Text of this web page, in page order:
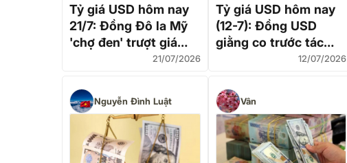
Tỷ giá USD hôm nay
21/7: Đồng Đô la Mỹ
'chợ đen' trượt giá
người giữ đô dễ 'nóng
21/07/2026
Tỷ giá USD hôm nay
(12-7): Đồng USD
giằng co trước tác
động từ Fed và căng
12/07/2026
Nguyễn Đình Luật Vân